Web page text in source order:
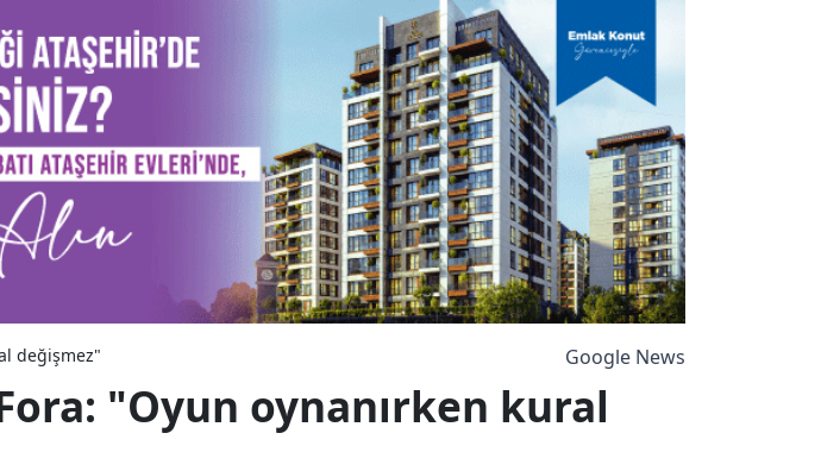
değişmez" Google News
"Oyun oynanırken kural